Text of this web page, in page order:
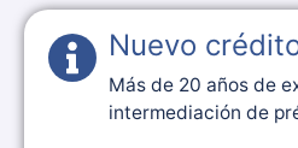
Nuevo
Más de 20 años de
intermediación de